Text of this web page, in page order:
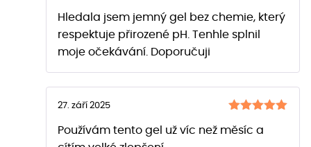
5z 5
Hledala jsem jemný gel bez chemie, který
respektuje přirozené pH. Tenhle splnil
moje očekávání. Doporučuji
5z 5
27. září 2025
Používám tento gel už víc než měsíc a